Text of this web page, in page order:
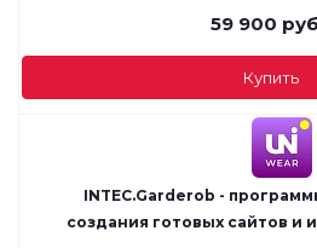
59 900
Купить
INTEC.Garderob -
создания готовых сайтов и